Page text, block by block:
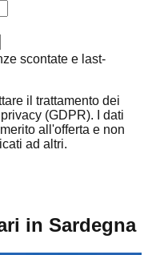
scontate e last-
il trattamento dei
(GDPR). I dati
all'offerta e non
ad altri.
in Sardegna